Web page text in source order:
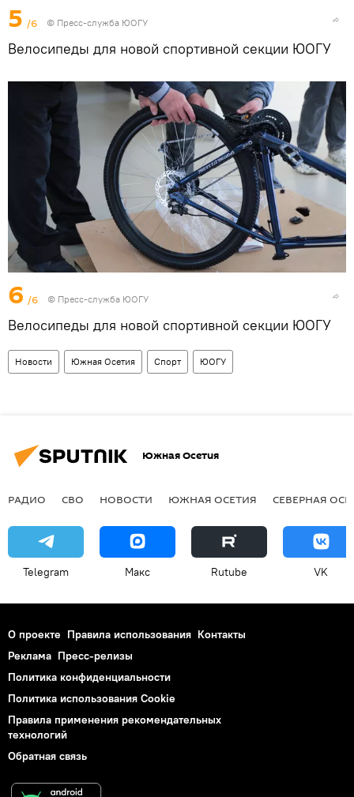
5 /6 © Пресс-служба ЮОГУ
Велосипеды для новой спортивной секции ЮОГУ
6 /6 © Пресс-служба ЮОГУ
Велосипеды для новой спортивной секции ЮОГУ
Новости Южная Осетия Спорт ЮОГУ
Южная Осетия
РАДИО СВО НОВОСТИ ЮЖНАЯ ОСЕТИЯ СЕВЕРНАЯ
Telegram Макс Rutube VK
О проекте Правила использования Контакты
Реклама Пресс-релизы
Политика конфиденциальности
Политика использования Cookie
Правила применения рекомендательных
технологий
Обратная связь